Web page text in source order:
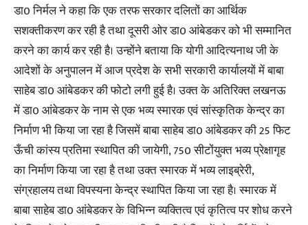
​डा0 निर्मल ने कहा कि एक तरफ सरकार दलितों का आर्थिक
सशक्तीकरण कर रही है तथा दूसरी ओर डा0 आंबेडकर को भी सम्मानित
करने का कार्य कर रही है। उन्होंने बताया कि योगी आदित्यनाथ जी के
आदेशों के अनुपालन में आज प्रदेश के सभी सरकारी कार्यालयों में बाबा
साहेब डा0 आंबेडकर की फोटो लगी हुई है। उक्त के अतिरिक्त लखनऊ
में डा0 आंबेडकर के नाम से एक भव्य स्मारक एवं सांस्कृतिक केन्द्र का
निर्माण भी किया जा रहा है जिसमें बाबा साहेब डा0 आंबेडकर की 25 फिट
ऊँची कांस्य प्रतिमा स्थापित की जायेगी, 750 सीटोंयुक्त भव्य प्रेक्षागृह
का निर्माण किया जा रहा है तथा उक्त स्मारक में भव्य लाइब्रेरी,
संग्रहालय तथा विपस्यना केन्द्र स्थापित किया जा रहा है। स्मारक में
बाबा साहेब डा0 आंबेडकर के विभिन्न व्यक्तित्व एवं कृतित्व पर शोध करने